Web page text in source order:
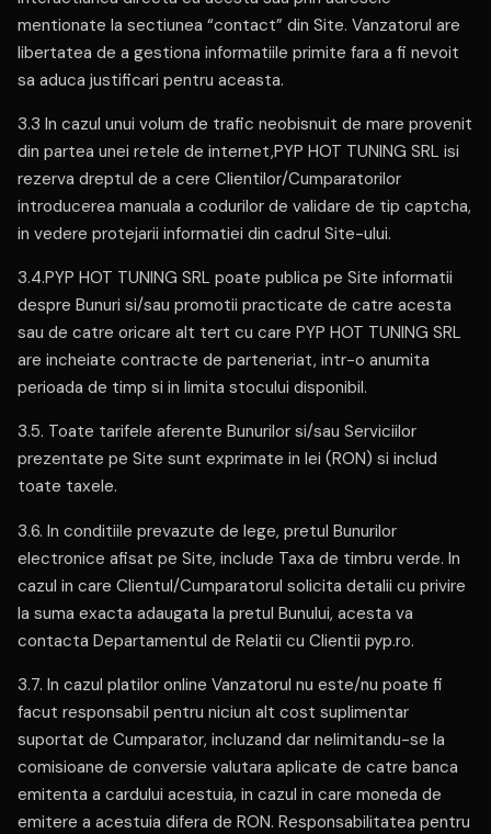
mentionate la sectiunea “contact” din Site. Vanzatorul are
libertatea de a gestiona informatiile primite fara a fi nevoit
sa aduca justificari pentru aceasta.
3.3 In cazul unui volum de trafic neobisnuit de mare provenit
din partea unei retele de internet,PYP HOT TUNING SRL isi
rezerva dreptul de a cere Clientilor/Cumparatorilor
introducerea manuala a codurilor de validare de tip captcha,
in vedere protejarii informatiei din cadrul Site-ului.
3.4.PYP HOT TUNING SRL poate publica pe Site informatii
despre Bunuri si/sau promotii practicate de catre acesta
sau de catre oricare alt tert cu care PYP HOT TUNING SRL
are incheiate contracte de parteneriat, intr-o anumita
perioada de timp si in limita stocului disponibil.
3.5. Toate tarifele aferente Bunurilor si/sau Serviciilor
prezentate pe Site sunt exprimate in lei (RON) si includ
toate taxele.
3.6. In conditiile prevazute de lege, pretul Bunurilor
electronice afisat pe Site, include Taxa de timbru verde. In
cazul in care Clientul/Cumparatorul solicita detalii cu privire
la suma exacta adaugata la pretul Bunului, acesta va
contacta Departamentul de Relatii cu Clientii pyp.ro.
3.7. In cazul platilor online Vanzatorul nu este/nu poate fi
facut responsabil pentru niciun alt cost suplimentar
suportat de Cumparator, incluzand dar nelimitandu-se la
comisioane de conversie valutara aplicate de catre banca
emitenta a cardului acestuia, in cazul in care moneda de
emitere a acestuia difera de RON. Responsabilitatea pentru